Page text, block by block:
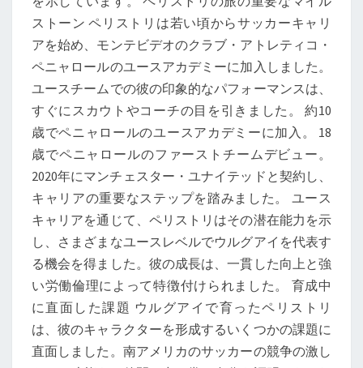
ストーン ペリストリは若い頃からサッカーキャリ
アを始め、モンテビデオのクラブ・アトレティコ・
ペニャロールのユースアカデミーに加入しました。
ユースチームでの彼の印象的なパフォーマンスは、
すぐにスカウトやコーチの目を引きました。 約10
歳でペニャロールのユースアカデミーに加入。 18
歳でペニャロールのファーストチームデビュー。
2020年にマンチェスター・ユナイテッドと契約し、
キャリアの重要なステップを踏みました。 ユース
キャリアを通じて、ペリストリはその潜在能力を示
し、さまざまなユースレベルでウルグアイを代表す
る機会を得ました。彼の成長は、一貫した向上と強
い労働倫理によって特徴付けられました。 育成中
に直面した課題 ウルグアイで育ったペリストリ
は、彼のキャラクターを形成するいくつかの課題に
直面しました。南アメリカのサッカーの競争の激し